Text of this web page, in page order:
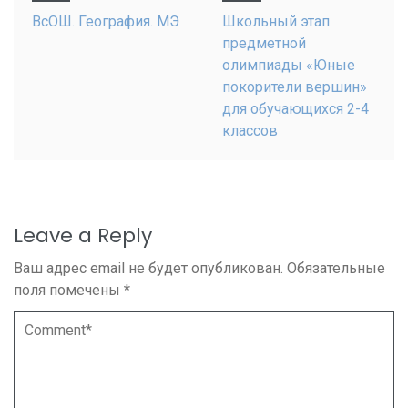
ВсОШ. География. МЭ
Школьный этап
предметной
олимпиады «Юные
покорители вершин»
для обучающихся 2-4
классов
Leave a Reply
Ваш адрес email не будет опубликован. Обязательные
поля помечены *